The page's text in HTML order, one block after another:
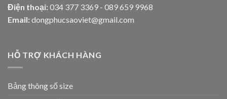
Điện thoại: 034 377 3369 - 089 659 9968
Email: dongphucsaoviet@gmail.com
HỖ TRỢ KHÁCH HÀNG
Bảng thông số size